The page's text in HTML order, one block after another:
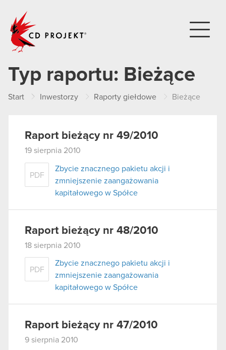
Typ raportu: Bieżące
Start Inwestorzy Raporty giełdowe Bieżące
Raport bieżący nr 49/2010
19 sierpnia 2010
PDF
Zbycie znacznego pakietu akcji i
zmniejszenie zaangażowania
kapitałowego w Spółce
Raport bieżący nr 48/2010
18 sierpnia 2010
PDF
Zbycie znacznego pakietu akcji i
zmniejszenie zaangażowania
kapitałowego w Spółce
Raport bieżący nr 47/2010
9 sierpnia 2010